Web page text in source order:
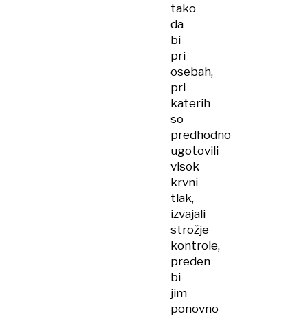
tako
da
bi
pri
osebah,
pri
katerih
so
predhodno
ugotovili
visok
krvni
tlak,
izvajali
strožje
kontrole,
preden
bi
jim
ponovno